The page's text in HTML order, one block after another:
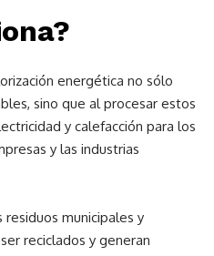
energética no sólo
sino que al procesar estos
y calefacción para los
y las industrias
municipales y
reciclados y generan